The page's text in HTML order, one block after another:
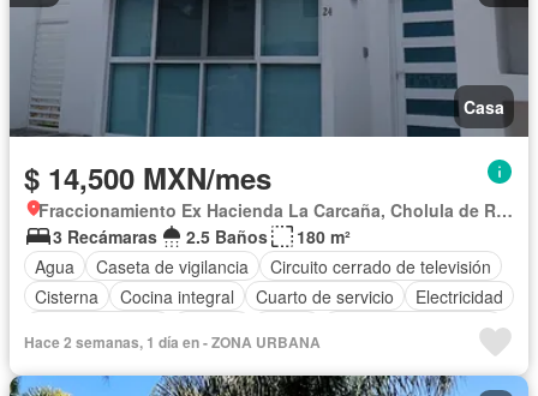
Casa
$ 14,500 MXN/mes
Fraccionamiento Ex Hacienda La Carcaña, Cholula de Rivadabia
3 Recámaras
2.5 Baños
180 m²
Agua
Caseta de vigilancia
Circuito cerrado de televisión
Cisterna
Cocina integral Cuarto de servicio
Electricidad
Recámara con closet
Permite mascotas
Hace 2 semanas, 1 día en - ZONA URBANA